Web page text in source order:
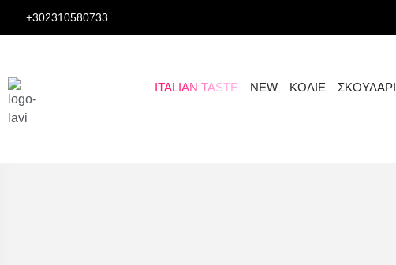
+302310580733
ITALIAN TASTE NEW ΚΟΛΙΕ